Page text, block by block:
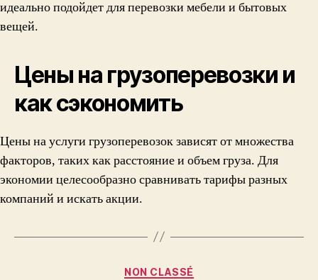
идеально подойдет для перевозки мебели и бытовых
вещей.
Цены на грузоперевозки и
как сэкономить
Цены на услуги грузоперевозок зависят от множества
факторов, таких как расстояние и объем груза. Для
экономии целесообразно сравнивать тарифы разных
компаний и искать акции.
Categories
NON CLASSÉ